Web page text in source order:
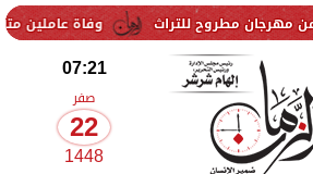
وفاة عاملين متأثرين بإصابتهما للتراث
07:21
صفر
22
1448